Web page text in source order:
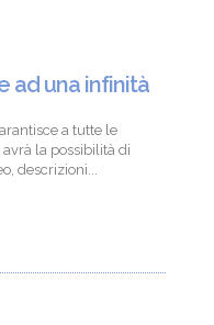
ad una infinità
a tutte le
la possibilità di
descrizioni...